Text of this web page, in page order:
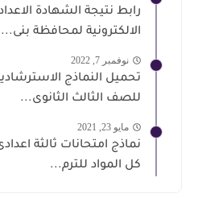
رابط نتيجة الشهادة
الالكترونية لمحافظة بنى...
نوفمبر 7, 2022
تحميل النماذج
للصف الثالث الثانوى...
مايو 23, 2021
نماذج امتحانات ثالثة
كل المواد للترم...